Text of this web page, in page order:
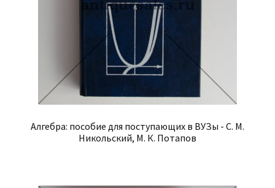
Алгебра: пособие для поступающих в ВУЗы - С. М.
Никольский, М. К. Потапов